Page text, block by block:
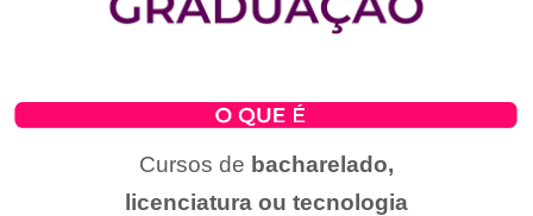
Cursos de bacharelado,
licenciatura ou tecnologia